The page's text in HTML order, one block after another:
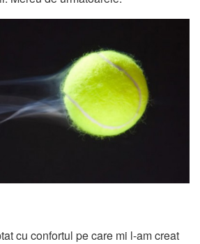
cu confortul pe care mi l-am creat